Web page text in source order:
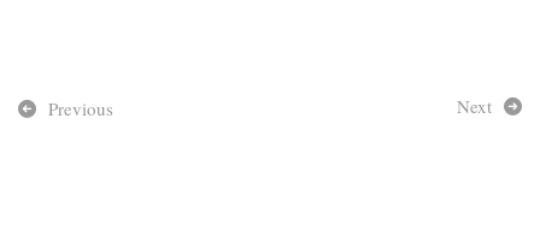
Previous Next